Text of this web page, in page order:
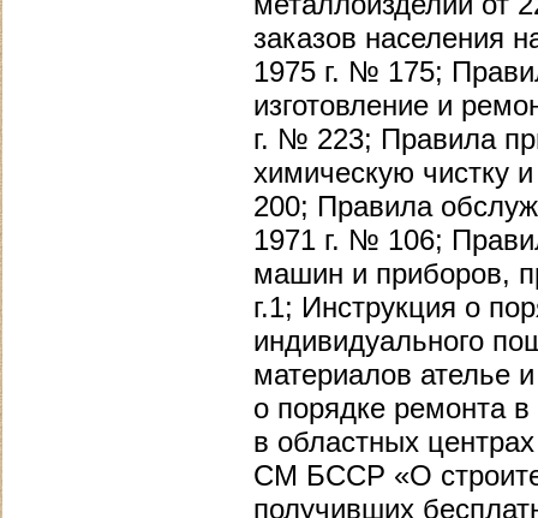
заказов населения
1975 г. № 175;
изготовление и
г. № 223; Правила
химическую чистку
200; Правила
1971 г. № 106;
машин и приборов,
г.1; Инструкция о
индивидуального
материалов ателье
о порядке ремонта
в областных
СМ БССР «О
получивших